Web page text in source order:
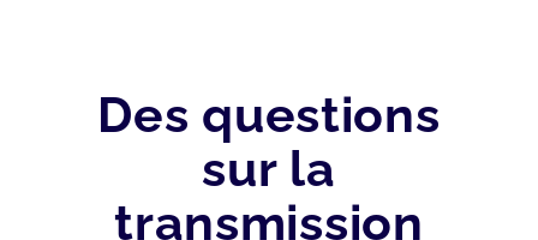
Des questions
sur la
transmission